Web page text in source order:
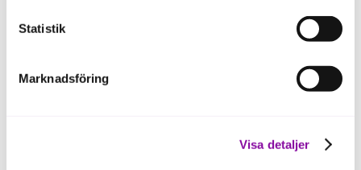
Statistik
Marknadsföring
Visa detaljer
och värdering förändras i takt med att bolaget växer och
utvecklas.